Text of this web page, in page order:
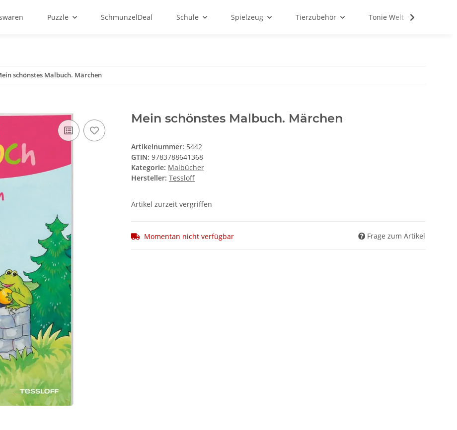
Puzzle SchmunzelDeal Schule Spielzeug Tierzubehör Tonie Welt
schönstes Malbuch. Märchen
Mein schönstes Malbuch. Märchen
Artikelnummer: 5442
GTIN: 9783788641368
Kategorie: Malbücher
Hersteller: Tessloff
Artikel zurzeit vergriffen
Momentan nicht verfügbar Frage zum Artikel